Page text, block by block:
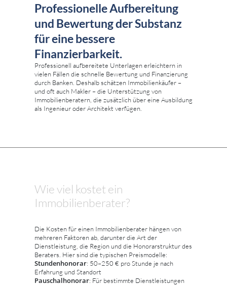
Professionelle Aufbereitung
und Bewertung der Substanz
für eine bessere
Finanzierbarkeit.
Professionell aufbereitete Unterlagen erleichtern in
vielen Fällen die schnelle Bewertung und Finanzierung
durch Banken. Deshalb schätzen Immobilienkäufer –
und oft auch Makler – die Unterstützung von
Immobilienberatern, die zusätzlich über eine Ausbildung
als Ingenieur oder Architekt verfügen.
Wie viel kostet ein
Immobilienberater?
Die Kosten für einen Immobilienberater hängen von
mehreren Faktoren ab, darunter die Art der
Dienstleistung, die Region und die Honorarstruktur des
Beraters. Hier sind die typischen Preismodelle:
Stundenhonorar: 50–250 € pro Stunde je nach
Erfahrung und Standort
Pauschalhonorar: Für bestimmte Dienstleistungen